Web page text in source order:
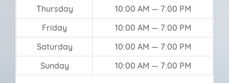
Thursday
10:00 AM — 7:00 PM
Friday
10:00 AM — 7:00 PM
Saturday
10:00 AM — 7:00 PM
Sunday
10:00 AM — 7:00 PM